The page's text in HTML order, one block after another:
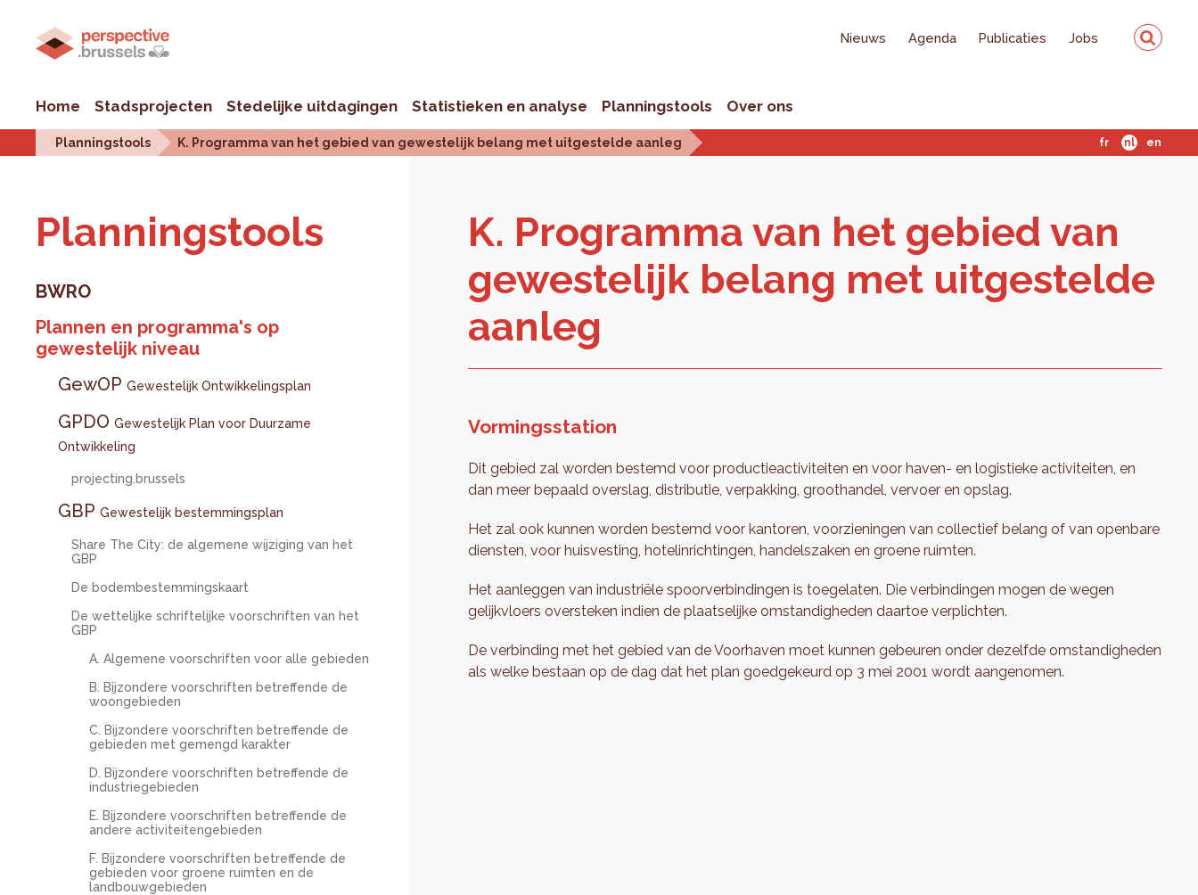
Nieuws Agenda Publicaties Jobs
Home Stadsprojecten Stedelijke uitdagingen Statistieken en analyse Planningstools Over ons
Planningstools K. Programma van het gebied van gewestelijk belang met uitgestelde aanleg fr nl en
Plan­ningstools
BWRO
Plannen en programma's op
gewestelijk niveau
GewOP Gewestelijk Ontwikkelingsplan
GPDO Gewestelijk Plan voor Duurzame
Ontwikkeling
projecting.brussels
GBP Gewestelijk bestemmingsplan
Share The City: de algemene wijziging van het
GBP
De bodembestemmingskaart
De wettelijke schriftelijke voorschriften van het
GBP
A. Algemene voorschriften voor alle gebieden
B. Bijzondere voorschriften betreffende de
woongebieden
C. Bijzondere voorschriften betreffende de
gebieden met gemengd karakter
D. Bijzondere voorschriften betreffende de
industriegebieden
E. Bijzondere voorschriften betreffende de
andere activiteitengebieden
F. Bijzondere voorschriften betreffende de
gebieden voor groene ruimten en de
landbouwgebieden
K. Pro­gram­ma van het ge­bied van
ge­wes­te­lijk be­lang met uit­ge­stel­de
aan­leg
Vormingsstation
Dit gebied zal worden bestemd voor productieactiviteiten en voor haven- en logistieke activiteiten, en
dan meer bepaald overslag, distributie, verpakking, groothandel, vervoer en opslag.
Het zal ook kunnen worden bestemd voor kantoren, voorzieningen van collectief belang of van openbare
diensten, voor huisvesting, hotelinrichtingen, handelszaken en groene ruimten.
Het aanleggen van industriële spoorverbindingen is toegelaten. Die verbindingen mogen de wegen
gelijkvloers oversteken indien de plaatselijke omstandigheden daartoe verplichten.
De verbinding met het gebied van de Voorhaven moet kunnen gebeuren onder dezelfde omstandigheden
als welke bestaan op de dag dat het plan goedgekeurd op 3 mei 2001 wordt aangenomen.